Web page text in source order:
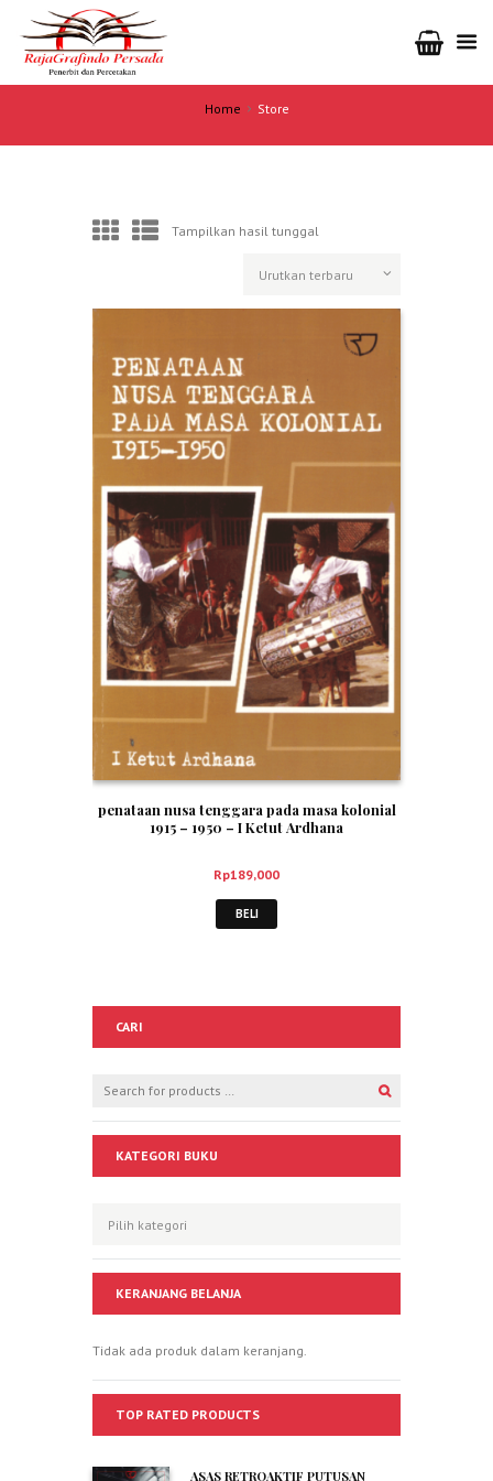
Home Store
Tampilkan hasil tunggal
penataan nusa tenggara pada masa kolonial
1915 – 1950 – I Ketut Ardhana
Rp189,000
BELI
CARI
KATEGORI BUKU
KERANJANG BELANJA
Tidak ada produk dalam keranjang.
TOP RATED PRODUCTS
ASAS RETROAKTIF PUTUSAN